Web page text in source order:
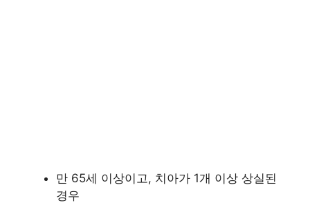
만 65세 이상이고, 치아가 1개 이상 상실된
경우